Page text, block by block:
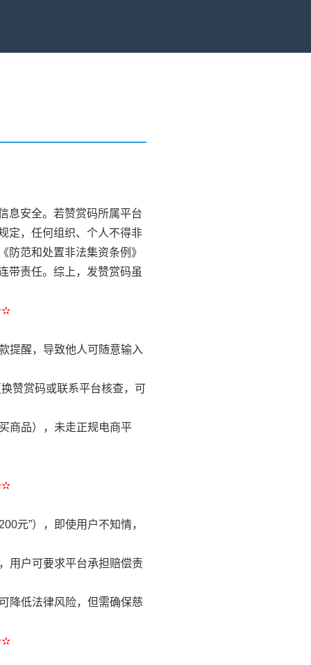
息安全。若赞赏码所属平台
定，任何组织、个人不得非
范和处置非法集资条例》
带责任。综上，发赞赏码虽
提醒，导致他人可随意输入
赞赏码或联系平台核查，可
商品），未走正规电商平
元”），即使用户不知情，
用户可要求平台承担赔偿责
降低法律风险，但需确保慈